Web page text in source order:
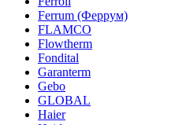
Ferrum (Феррум)
FLAMCO
Flowtherm
Fondital
Garanterm
Gebo
GLOBAL
Haier